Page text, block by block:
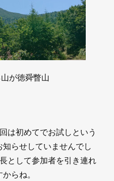
が徳舜瞥山
は初めてでお試しという
らせしていませんでし
として参加者を引き連れ
らね。